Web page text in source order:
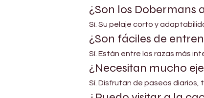
¿Son los Dobermans
Sí. Su pelaje corto y
¿Son fáciles de
Sí. Están entre las razas más
¿Necesitan mucho
Sí. Disfrutan de paseos diarios,